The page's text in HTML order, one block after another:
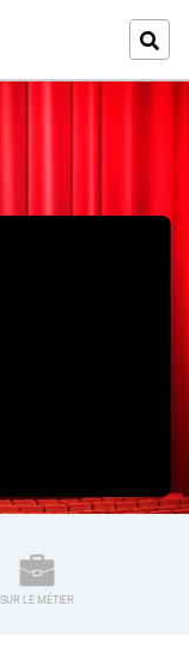
SUR LE MÉTIER